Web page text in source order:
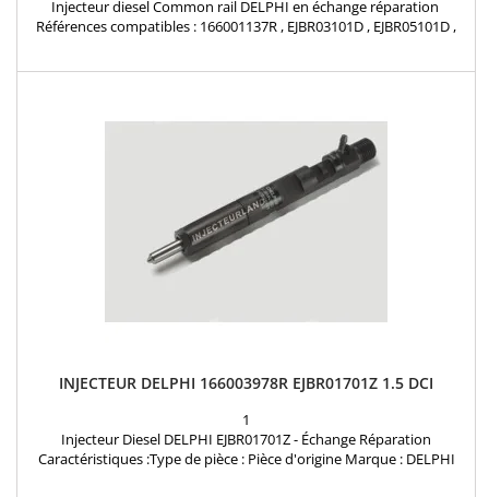
Injecteur diesel Common rail DELPHI en échange réparation
Références compatibles : 166001137R , EJBR03101D , EJBR05101D ,
INJECTEUR DELPHI 166003978R EJBR01701Z 1.5 DCI
1
Injecteur Diesel DELPHI EJBR01701Z - Échange Réparation
Caractéristiques :Type de pièce : Pièce d'origine Marque : DELPHI